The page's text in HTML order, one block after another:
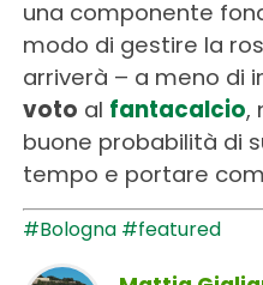
una componente
modo di gestire la
arriverà – a meno di
voto al fantacalcio,
buone probabilità di
tempo e portare
#Bologna #featured